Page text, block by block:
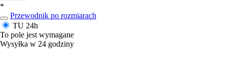
*
Przewodnik po rozmiarach
TU 24h
To pole jest wymagane
Wysyłka w 24 godziny